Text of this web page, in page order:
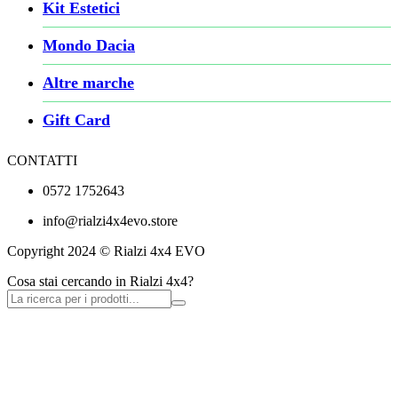
Kit Estetici
Mondo Dacia
Altre marche
Gift Card
CONTATTI
0572 1752643
info@rialzi4x4evo.store
Copyright 2024 © Rialzi 4x4 EVO
Cosa stai cercando in Rialzi 4x4?